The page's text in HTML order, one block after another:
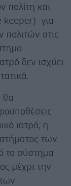
πολίτη και
keeper) για
στις
δεν ισχύει
θα
ιατρό, η
των
το σύστημα
μέχρι την